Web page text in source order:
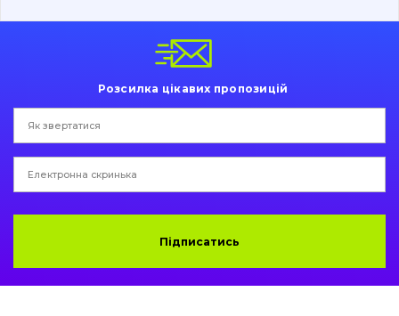
Коронки, зуби, адаптери, пальці, фіксатори
Подушки амортизаційні
Пальці та Втулки
написати
листа
зателефонувати
Розсилка цікавих пропозицій
Підписатись